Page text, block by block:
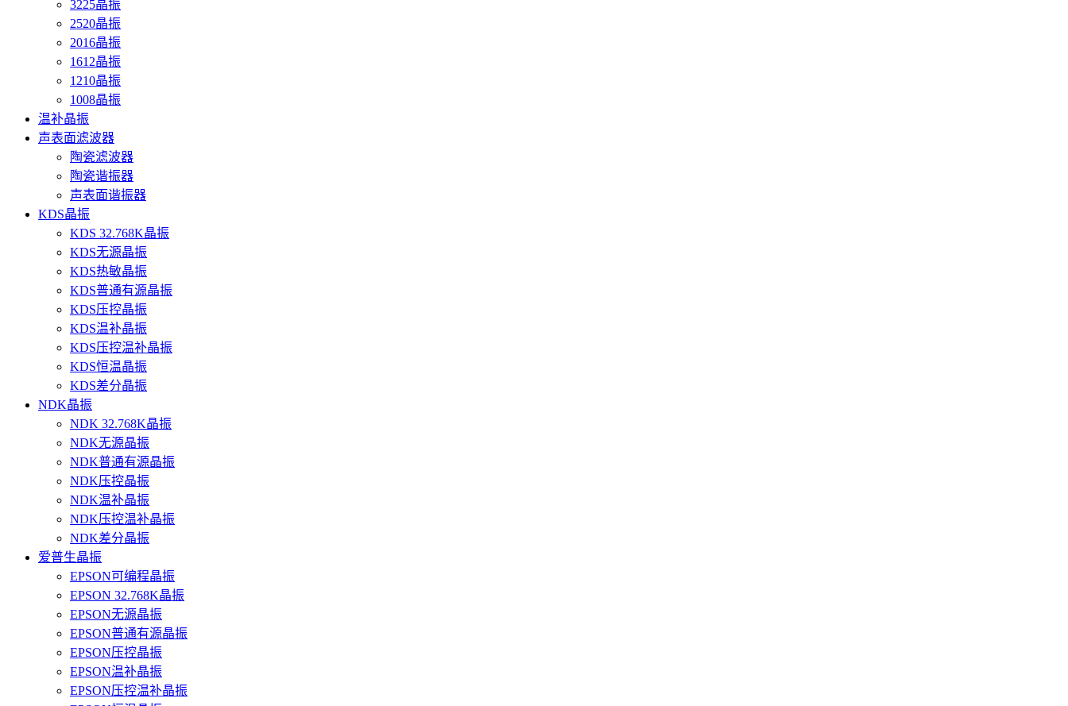
3225晶振
2520晶振
2016晶振
1612晶振
1210晶振
1008晶振
温补晶振
声表面滤波器
陶瓷滤波器
陶瓷谐振器
声表面谐振器
KDS晶振
KDS 32.768K晶振
KDS无源晶振
KDS热敏晶振
KDS普通有源晶振
KDS压控晶振
KDS温补晶振
KDS压控温补晶振
KDS恒温晶振
KDS差分晶振
NDK晶振
NDK 32.768K晶振
NDK无源晶振
NDK普通有源晶振
NDK压控晶振
NDK温补晶振
NDK压控温补晶振
NDK差分晶振
爱普生晶振
EPSON可编程晶振
EPSON 32.768K晶振
EPSON无源晶振
EPSON普通有源晶振
EPSON压控晶振
EPSON温补晶振
EPSON压控温补晶振